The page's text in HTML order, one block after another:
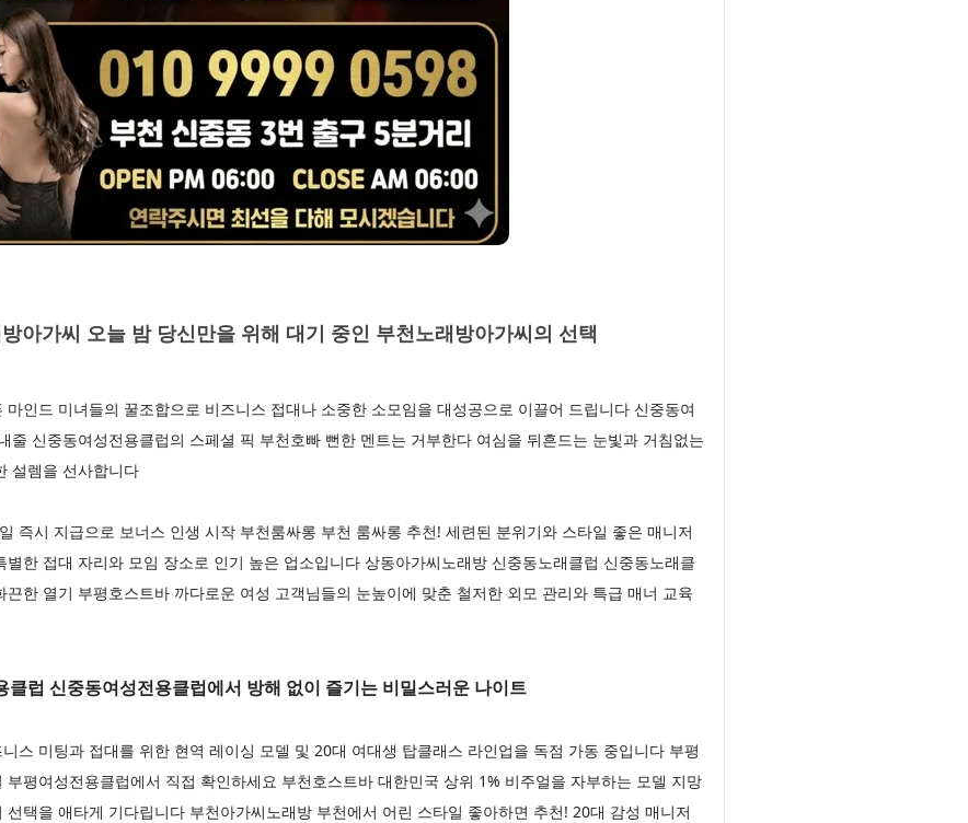
아가씨 오늘 밤 당신만을 위해 대기 중인 부천노래방아가씨의 선택
인드 미녀들의 꿀조합으로 비즈니스 접대나 소중한 소모임을 대성공으로 이끌어 드립니다 신중동여
줄 신중동여성전용클럽의 스페셜 픽 부천호빠 뻔한 멘트는 거부한다 여심을 뒤흔드는 눈빛과 거침없는
설렘을 선사합니다
즉시 지급으로 보너스 인생 시작 부천룸싸롱 부천 룸싸롱 추천! 세련된 분위기와 스타일 좋은 매니저
한 접대 자리와 모임 장소로 인기 높은 업소입니다 상동아가씨노래방 신중동노래클럽 신중동노래클
한 열기 부평호스트바 까다로운 여성 고객님들의 눈높이에 맞춘 철저한 외모 관리와 특급 매너 교육
럽 신중동여성전용클럽에서 방해 없이 즐기는 비밀스러운 나이트
스 미팅과 접대를 위한 현역 레이싱 모델 및 20대 여대생 탑클래스 라인업을 독점 가동 중입니다 부평
평여성전용클럽에서 직접 확인하세요 부천호스트바 대한민국 상위 1% 비주얼을 자부하는 모델 지망
택을 애타게 기다립니다 부천아가씨노래방 부천에서 어린 스타일 좋아하면 추천! 20대 감성 매니저